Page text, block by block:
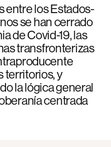
entre los Estados-
se han cerrado
de Covid-19, las
transfronterizas
territorios, y
la lógica general
centrada